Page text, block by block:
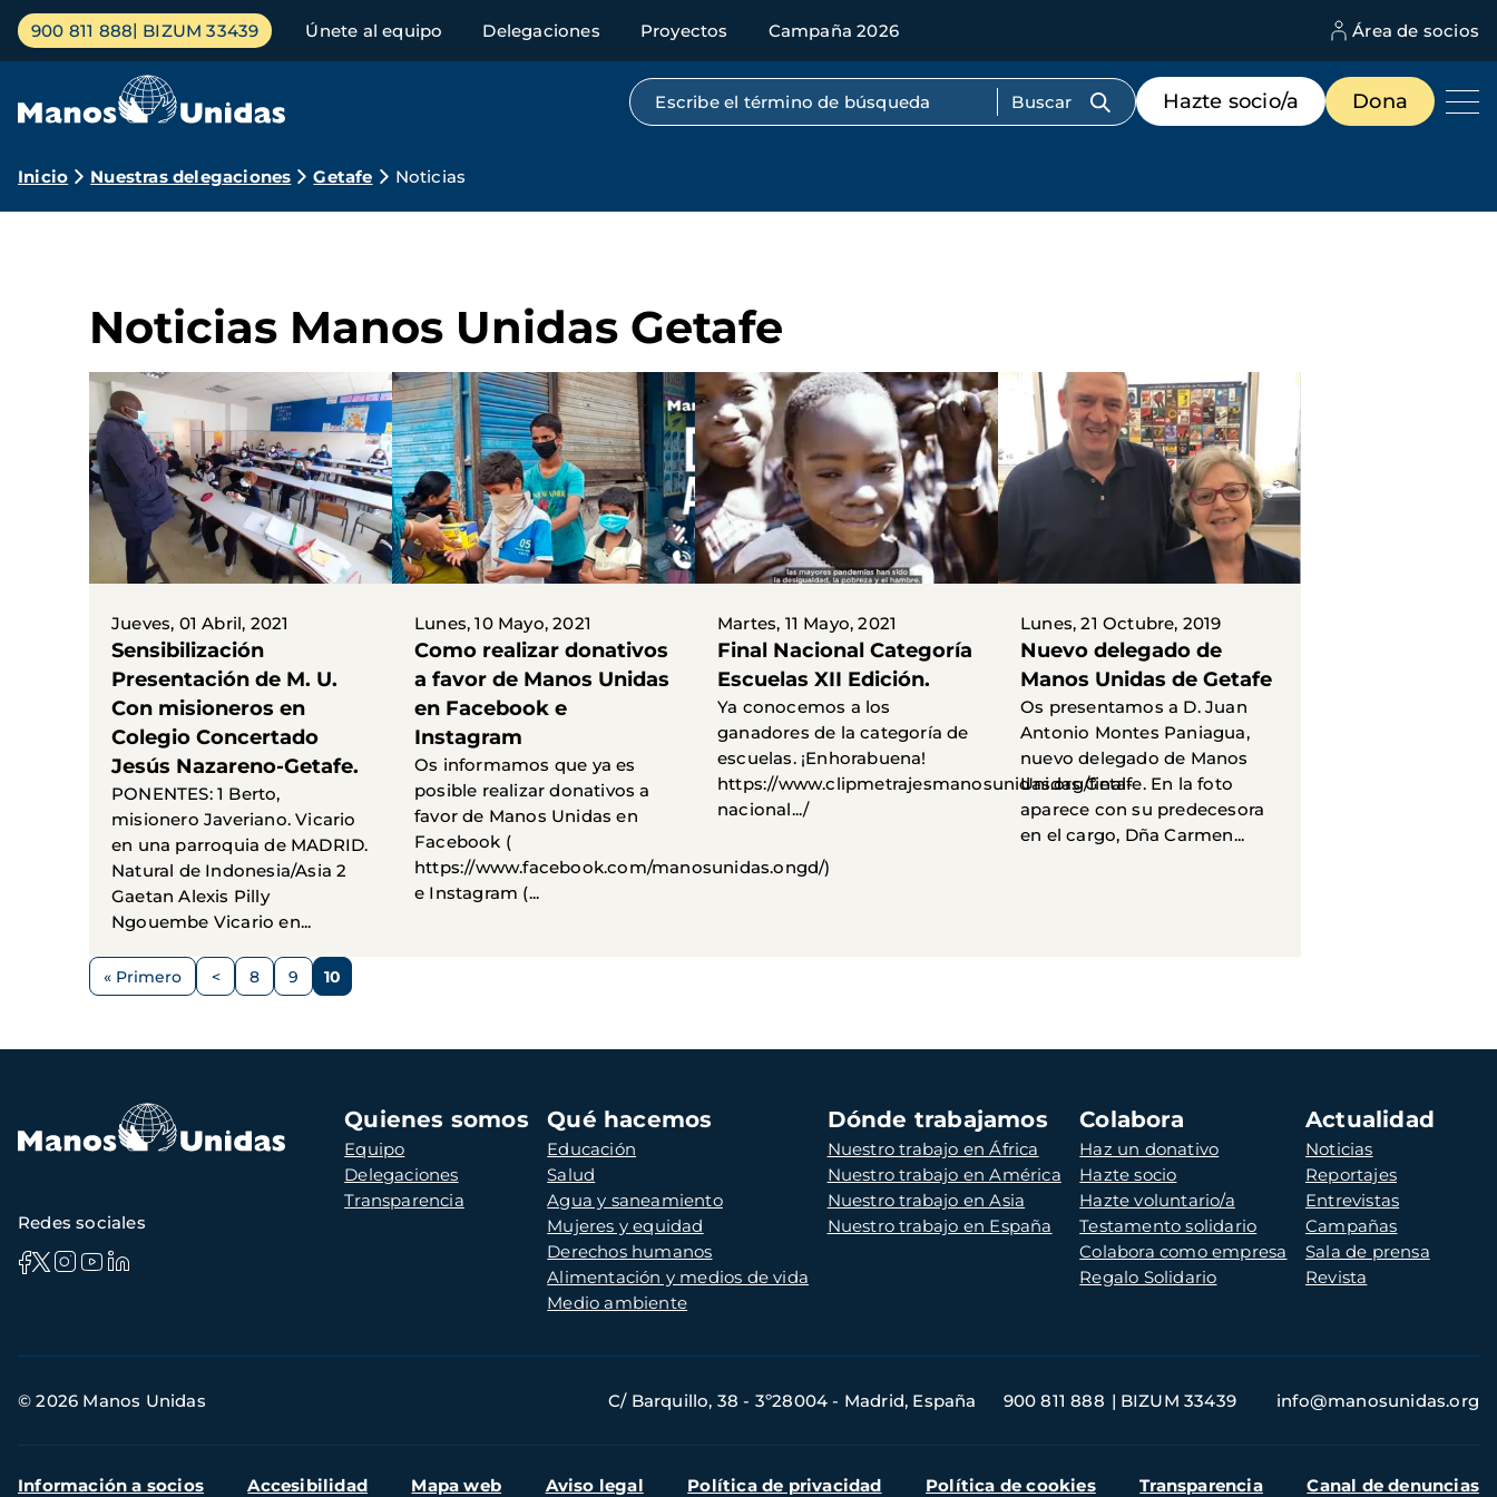
Pasar
contenido
Menú
principal
900 811 888 BIZUM 33439 Únete al equipo Delegaciones Proyectos Campaña 2026 Área de socios
Búsqueda por texto completo
Menú
de
destacados
Hazte socio/a Dona
Ruta
Inicio Nuestras delegaciones Getafe Noticias
Noticias Manos Unidas Getafe
Jueves, 01 Abril, 2021
Sensibilización
Presentación de M. U.
Con misioneros en
Colegio Concertado
Jesús Nazareno-Getafe.
PONENTES: 1 Berto,
misionero Javeriano. Vicario
en una parroquia de MADRID.
Natural de Indonesia/Asia 2
Gaetan Alexis Pilly
Ngouembe Vicario en...
Lunes, 10 Mayo, 2021
Como realizar donativos
a favor de Manos Unidas
en Facebook e
Instagram
Os informamos que ya es
posible realizar donativos a
favor de Manos Unidas en
Facebook (
https://www.facebook.com/manosunidas.ongd/)
e Instagram (...
Martes, 11 Mayo, 2021
Final Nacional Categoría
Escuelas XII Edición.
Ya conocemos a los
ganadores de la categoría de
escuelas. ¡Enhorabuena!
https://www.clipmetrajesmanosunidas.org/final-
nacional.../
Lunes, 21 Octubre, 2019
Nuevo delegado de
Manos Unidas de Getafe
Os presentamos a D. Juan
Antonio Montes Paniagua,
nuevo delegado de Manos
Unidas Getafe. En la foto
aparece con su predecesora
en el cargo, Dña Carmen...
Paginación
Primera
« Primero
Página
< Página
8 Página
9 Página
10
Navegación
principal
Quienes somos
Equipo
Delegaciones
Transparencia
Qué hacemos
Educación
Salud
Agua y saneamiento
Mujeres y equidad
Derechos humanos
Alimentación y medios de vida
Medio ambiente
Dónde trabajamos
Nuestro trabajo en África
Nuestro trabajo en América
Nuestro trabajo en Asia
Nuestro trabajo en España
Colabora
Haz un donativo
Hazte socio
Hazte voluntario/a
Testamento solidario
Colabora como empresa
Regalo Solidario
Actualidad
Noticias
Reportajes
Entrevistas
Campañas
Sala de prensa
Revista
Redes sociales
de
© 2026 Manos Unidas C/ Barquillo, 38 - 3º28004 - Madrid, España 900 811 888 BIZUM 33439 info@manosunidas.org
Menú
Información a socios Accesibilidad Mapa web Aviso legal Política de privacidad Política de cookies Transparencia Canal de denuncias